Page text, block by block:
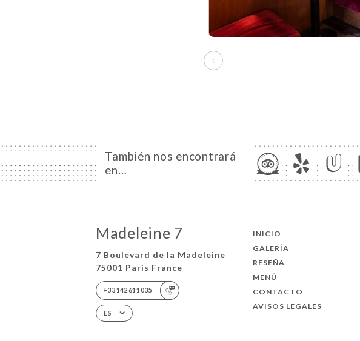
También nos encontrará
en…
Madeleine 7
7 Boulevard de la Madeleine
75001 Paris France
+33142611035
ES
INICIO
GALERÍA
RESEÑA
MENÚ
CONTACTO
AVISOS LEGALES